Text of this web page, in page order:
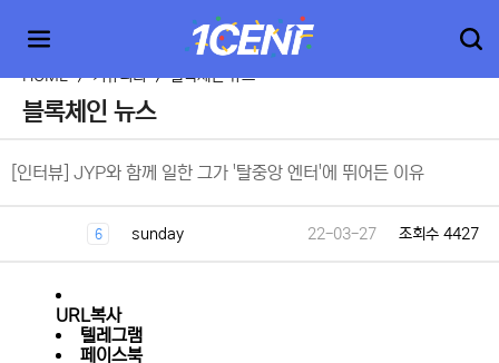
HOME > 커뮤니티 > 블록체인 뉴스
블록체인 뉴스
[인터뷰] JYP와 함께 일한 그가 '탈중앙 엔터'에 뛰어든 이유
6 sunday 22-03-27 조회수 4427
URL복사
텔레그램
페이스북